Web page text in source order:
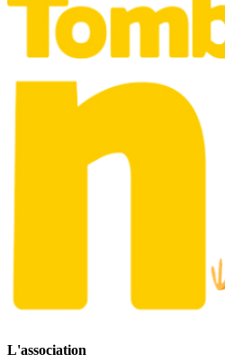
L'association